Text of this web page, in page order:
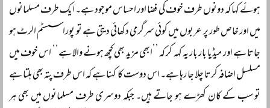
ہوئے کہا کہ دونوں طرف خوف کی فضا اور احساس موجود ہے۔ ایک طرف مسلمانوں
میں اور خاص طور پر عربوں میں کوئی سرگرمی دکھائی دیتی ہے تو پورا سسٹم الرٹ ہو
جاتا ہے اور میڈیا بار بار یہ کہہ کر کہ ’’ابھی مزید بھی کچھ ہونے والا ہے‘‘ اس خوف میں
مسلسل اضافہ کرتا چلا جا رہا ہے۔ اس دوست کا کہنا ہے کہ اس طرف پتہ بھی ہلتا ہے
تو سب کے کان کھڑے ہو جاتے ہیں۔ جبکہ دوسری طرف مسلمانوں میں بھی ہر